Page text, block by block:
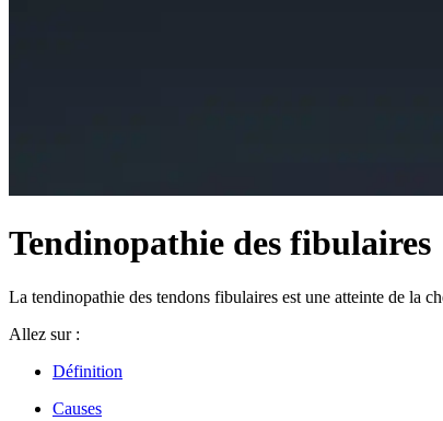
Tendinopathie des fibulaires
La tendinopathie des tendons fibulaires est une atteinte de la
Allez sur :
Définition
Causes